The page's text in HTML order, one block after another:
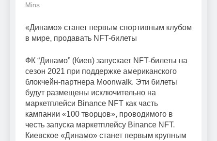
Mins
«Динамо» станет первым спортивным клубом
в мире, продавать NFT-билеты
ФК “Динамо” (Киев) запускает NFT-билеты на
сезон 2021 при поддержке американского
блокчейн-партнера Moonwalk. Эти билеты
будут размещены исключительно на
маркетплейси Binance NFT как часть
кампании «100 творцов», проводимого в
честь запуска маркетплейсу Binance NFT.
Киевское «Динамо» станет первым крупным